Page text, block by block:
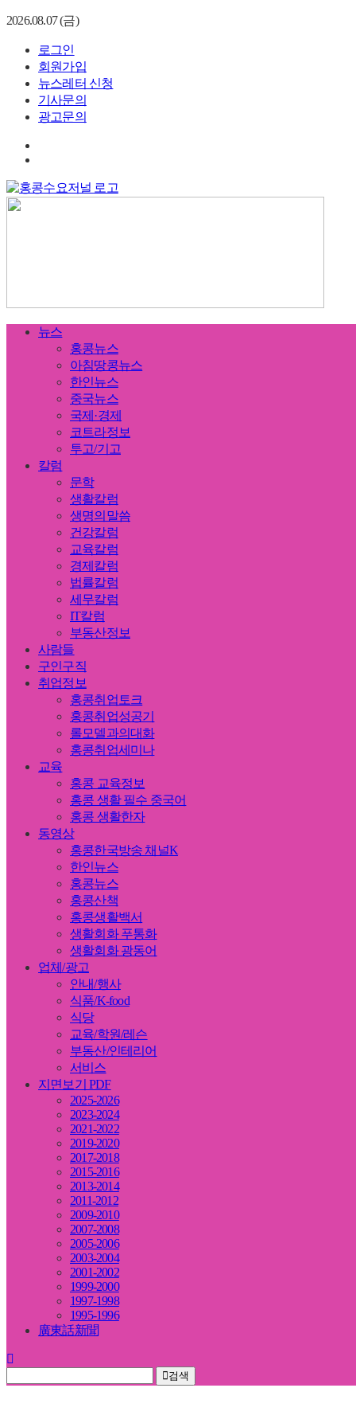
2026.08.07 (금)
로그인
회원가입
뉴스레터 신청
기사문의
광고문의
뉴스
홍콩뉴스
아침땅콩뉴스
한인뉴스
중국뉴스
국제·경제
코트라정보
투고/기고
칼럼
문학
생활칼럼
생명의말씀
건강칼럼
교육칼럼
경제칼럼
법률칼럼
세무칼럼
IT칼럼
부동산정보
사람들
구인구직
취업정보
홍콩취업토크
홍콩취업성공기
롤모델과의대화
홍콩취업세미나
교육
홍콩 교육정보
홍콩 생활 필수 중국어
홍콩 생활한자
동영상
홍콩한국방송 채널K
한인뉴스
홍콩뉴스
홍콩산책
홍콩생활백서
생활회화 푸통화
생활회화 광동어
업체/광고
안내/행사
식품/K-food
식당
교육/학원/레슨
부동산/인테리어
서비스
지면보기 PDF
2025-2026
2023-2024
2021-2022
2019-2020
2017-2018
2015-2016
2013-2014
2011-2012
2009-2010
2007-2008
2005-2006
2003-2004
2001-2002
1999-2000
1997-1998
1995-1996
廣東話新聞
검색